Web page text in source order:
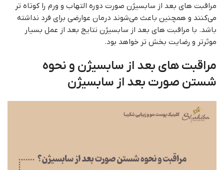
مراقبت های بعد از سابسیژن صورت دوره التهاب و ورم را کوتاه تر
می‌کنند و همچنین باعث می‌شوند درمان عوارضی برای فرد نداشته
باشد. با مراقبت های بعد از سابسیژن نتایج بعد از عمل بسیار
موثرتر و رضایت بخش تر خواهد بود.
مراقبت های بعد از سابسیژن و نحوه
شستن صورت بعد از سابسیژن